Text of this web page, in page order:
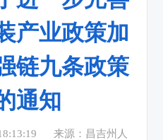
产业政策加
链九条政策
通知
来源：昌吉州人